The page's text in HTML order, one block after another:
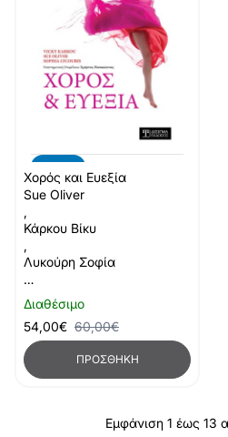
Διαθέσιμο
Χορός και Ευεξία
Sue Oliver
,
Κάρκου Βίκυ
,
Λυκούρη Σοφία
…
54,00€ 60,00€
ΠΡΟΣΘΉΚΗ
Εμφάνιση 1 έως 13